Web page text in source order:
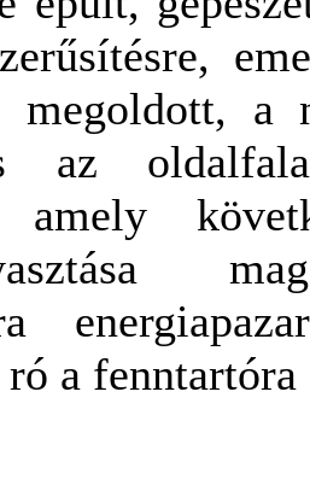
megoldott,
az
amely
a